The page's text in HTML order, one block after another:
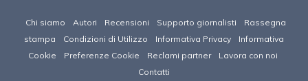
Chi siamo Autori Recensioni Supporto giornalisti
Rassegna
stampa
Condizioni di Utilizzo Informativa Privacy
Informativa
Cookie
Preferenze Cookie Reclami partner
Lavora con noi
Contatti